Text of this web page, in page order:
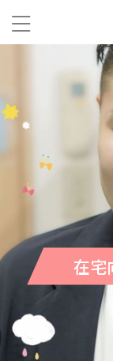
在宅